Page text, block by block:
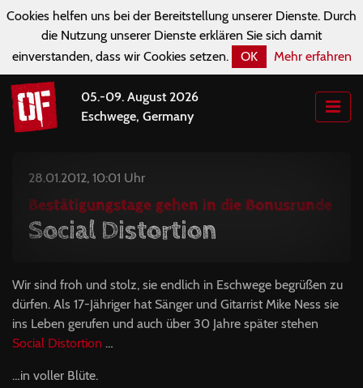
Cookies helfen uns bei der Bereitstellung unserer Dienste. Durch
die Nutzung unserer Dienste erklären Sie sich damit
einverstanden, dass wir Cookies setzen.
OK Mehr erfahren
05.-09. August 2026
Eschwege, Germany
28.01.2012, 10:01 Uhr
Bestätigungstage gehen in die Bonusrunde
Social Distortion
Wir sind froh und stolz, sie endlich in Eschwege begrüßen zu
dürfen. Als 17-Jähriger hat Sänger und Gitarrist Mike Ness sie
ins Leben gerufen und auch über 30 Jahre später stehen
Social Distortion …
…in voller Blüte.